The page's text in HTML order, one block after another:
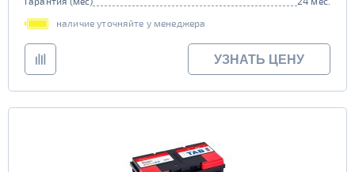
наличие уточняйте у менеджера
УЗНАТЬ ЦЕНУ